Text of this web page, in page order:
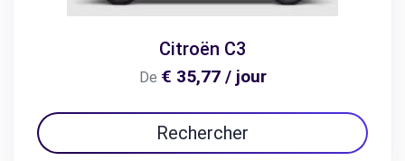
Citroën C3
De € 35,77 / jour
Rechercher